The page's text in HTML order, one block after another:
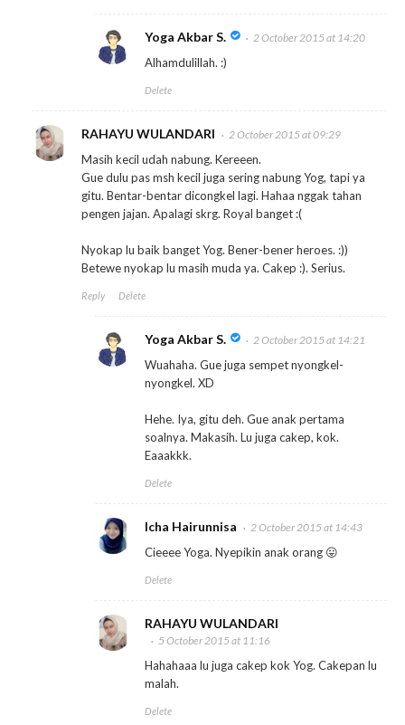
Yoga Akbar S. 2 October 2015 at 14:20
Alhamdulillah. :)
Delete
RAHAYU WULANDARI 2 October 2015 at 09:29
Masih kecil udah nabung. Kereeen.
Gue dulu pas msh kecil juga sering nabung Yog, tapi ya
gitu. Bentar-bentar dicongkel lagi. Hahaa nggak tahan
pengen jajan. Apalagi skrg. Royal banget :(
Nyokap lu baik banget Yog. Bener-bener heroes. :))
Betewe nyokap lu masih muda ya. Cakep :). Serius.
Reply Delete
Yoga Akbar S. 2 October 2015 at 14:21
Wuahaha. Gue juga sempet nyongkel-
nyongkel. XD
Hehe. Iya, gitu deh. Gue anak pertama
soalnya. Makasih. Lu juga cakep, kok.
Eaaakkk.
Delete
Icha Hairunnisa 2 October 2015 at 14:43
Cieeee Yoga. Nyepikin anak orang 😛
Delete
RAHAYU WULANDARI
5 October 2015 at 11:16
Hahahaaa lu juga cakep kok Yog. Cakepan lu
malah.
Delete